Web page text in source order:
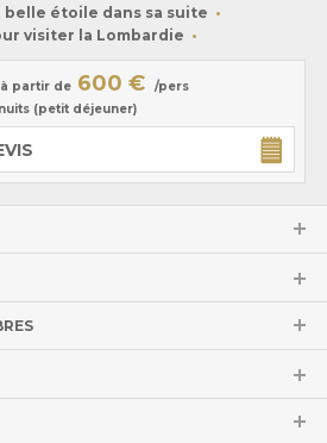
belle étoile dans sa suite
visiter la Lombardie
à partir de 600 €
/pers
(petit déjeuner)